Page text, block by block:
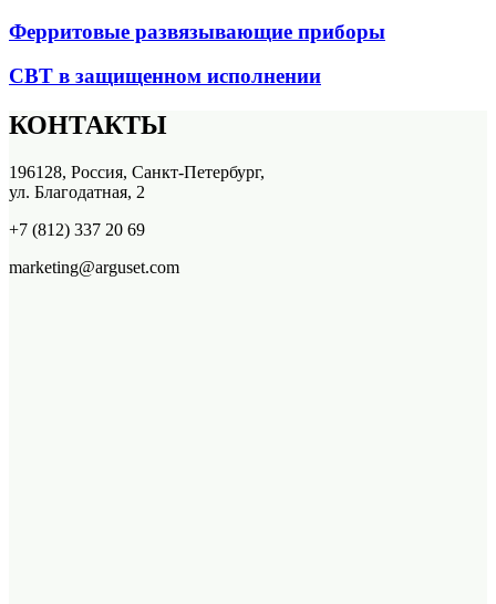
Ферритовые развязывающие приборы
СВТ в защищенном исполнении
КОНТАКТЫ
196128, Россия, Санкт-Петербург,
ул. Благодатная, 2
+7 (812) 337 20 69
marketing@arguset.com